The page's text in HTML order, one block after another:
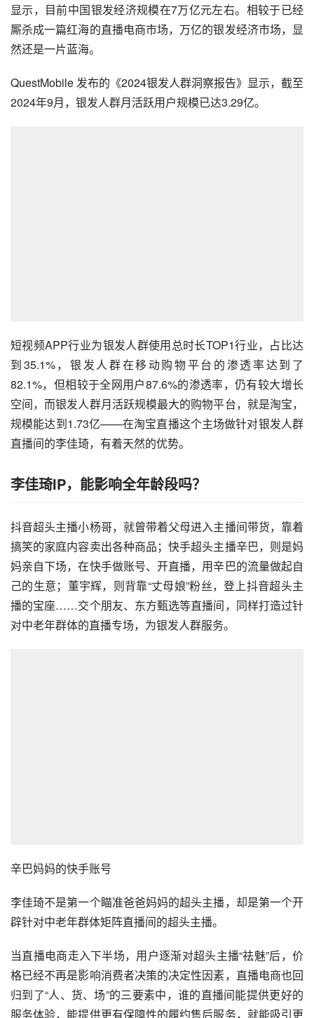
显示，目前中国银发经济规模在7万亿元左右。相较于已经
厮杀成一篇红海的直播电商市场，万亿的银发经济市场，显
然还是一片蓝海。
QuestMobile 发布的《2024银发人群洞察报告》显示，截至
2024年9月，银发人群月活跃用户规模已达3.29亿。
短视频APP行业为银发人群使用总时长TOP1行业，占比达
到35.1%，银发人群在移动购物平台的渗透率达到了
82.1%，但相较于全网用户87.6%的渗透率，仍有较大增长
空间，而银发人群月活跃规模最大的购物平台，就是淘宝，
规模能达到1.73亿——在淘宝直播这个主场做针对银发人群
直播间的李佳琦，有着天然的优势。
李佳琦IP，能影响全年龄段吗？
抖音超头主播小杨哥，就曾带着父母进入主播间带货，靠着
搞笑的家庭内容卖出各种商品；快手超头主播辛巴，则是妈
妈亲自下场，在快手做账号、开直播，用辛巴的流量做起自
己的生意；董宇辉，则背靠“丈母娘”粉丝，登上抖音超头主
播的宝座……交个朋友、东方甄选等直播间，同样打造过针
对中老年群体的直播专场，为银发人群服务。
辛巴妈妈的快手账号
李佳琦不是第一个瞄准爸爸妈妈的超头主播，却是第一个开
辟针对中老年群体矩阵直播间的超头主播。
当直播电商走入下半场，用户逐渐对超头主播“祛魅”后，价
格已经不再是影响消费者决策的决定性因素，直播电商也回
归到了“人、货、场”的三要素中，谁的直播间能提供更好的
服务体验，能提供更有保障性的履约售后服务，就能吸引更